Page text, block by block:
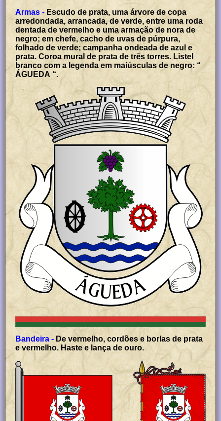
Armas - Escudo de prata, uma árvore de copa
arredondada, arrancada, de verde, entre uma roda
dentada de vermelho e uma armação de nora de
negro; em chefe, cacho de uvas de púrpura,
folhado de verde; campanha ondeada de azul e
prata. Coroa mural de prata de três torres. Listel
branco com a legenda em maiúsculas de negro: “
ÁGUEDA “.
Bandeira - De vermelho, cordões e borlas de prata
e vermelho. Haste e lança de ouro.